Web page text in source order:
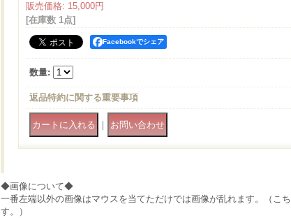
販売価格: 15,000円
[在庫数 1点]
Facebookでシェア
数量:
返品特約に関する重要事項
｜
◆画像について◆
一番左端以外の画像はマウスを当てただけでは画像が乱れます。（こ
す。）